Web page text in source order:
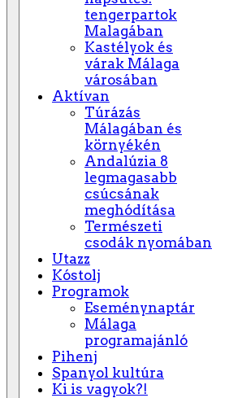
tengerpartok
Malagában
Kastélyok és
várak Málaga
városában
Aktívan
Túrázás
Málagában és
környékén
Andalúzia 8
legmagasabb
csúcsának
meghódítása
Természeti
csodák nyomában
Utazz
Kóstolj
Programok
Eseménynaptár
Málaga
programajánló
Pihenj
Spanyol kultúra
Ki is vagyok?!